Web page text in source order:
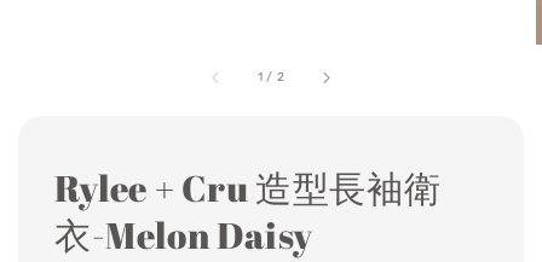
1 / 2
Rylee + Cru 造型長袖衛
衣-Melon Daisy